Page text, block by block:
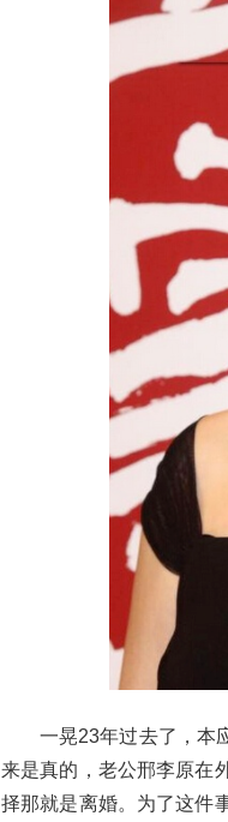
一晃23年过去了，本
来是真的，老公邢李原在
择那就是离婚。为了这件